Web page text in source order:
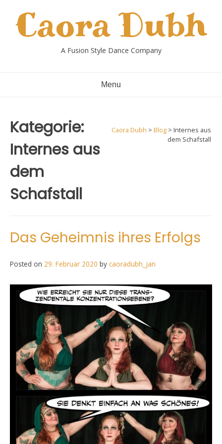
contentCaora Dubh
A Fusion Style Dance Company
Menu
Kategorie:
Internes aus
dem
Schafstall
Caora Dubh > Blog > Internes aus
dem Schafstall
Das Geheimnis ihres Erfolgs
Posted on 29. Februar 2020 by caoradubh_jan